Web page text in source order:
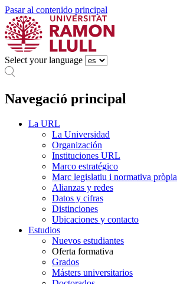
Pasar al contenido principal
Select your language
Navegació principal
La URL
La Universidad
Organización
Instituciones URL
Marco estratégico
Marc legislatiu i normativa pròpia
Alianzas y redes
Datos y cifras
Distinciones
Ubicaciones y contacto
Estudios
Nuevos estudiantes
Oferta formativa
Grados
Másters universitarios